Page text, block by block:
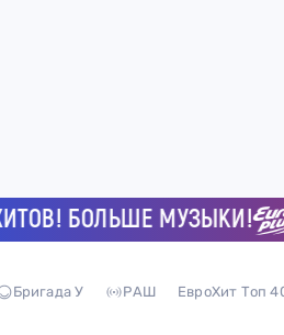
БОЛЬШЕ МУЗЫКИ!
Бригада У РАШ ЕвроХит Топ